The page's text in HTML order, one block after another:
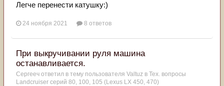
Легче перенести катушку:)
24 ноября 2021 8 ответов
При выкручивании руля машина
останавливается.
Сергееч ответил в тему пользователя Valtuz в Тех. вопросы
Landcruiser серий 80, 100, 105 (Lexus LX 450, 470)